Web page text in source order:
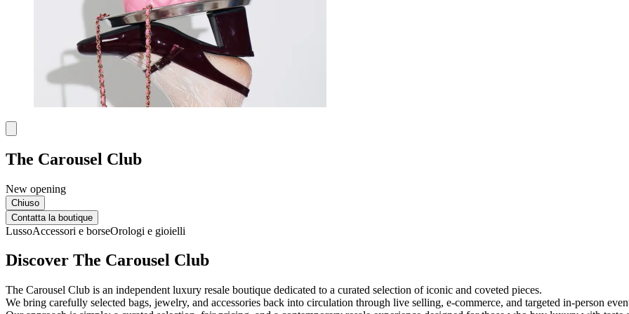
The Carousel Club
New opening
Chiuso
Contatta la boutique
LussoAccessori e borseOrologi e gioielli
Discover The Carousel Club
The Carousel Club is an independent luxury resale boutique dedicated to a curated selection of iconic and coveted pieces.
We bring carefully selected bags, jewelry, and accessories back into circulation through live selling, e-commerce, and targeted in-person